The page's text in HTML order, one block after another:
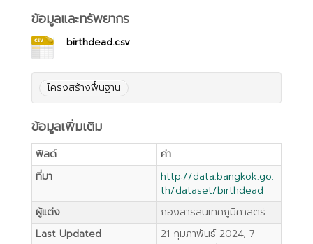
ข้อมูลและทรัพยากร
birthdead.csv
โครงสร้างพื้นฐาน
ข้อมูลเพิ่มเติม
ฟิลด์
ค่า
ที่มา
http://data.bangkok.go.
th/dataset/birthdead
ผู้แต่ง
กองสารสนเทศภูมิศาสตร์
Last Updated
21 กุมภาพันธ์ 2024, 7